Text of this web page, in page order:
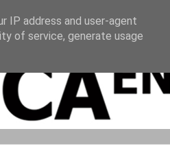
IP address and user-agent
of service, generate usage